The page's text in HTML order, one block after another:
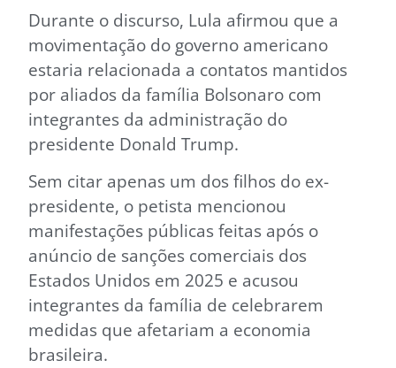
Durante o discurso, Lula afirmou que a
movimentação do governo americano
estaria relacionada a contatos mantidos
por aliados da família Bolsonaro com
integrantes da administração do
presidente Donald Trump.
Sem citar apenas um dos filhos do ex-
presidente, o petista mencionou
manifestações públicas feitas após o
anúncio de sanções comerciais dos
Estados Unidos em 2025 e acusou
integrantes da família de celebrarem
medidas que afetariam a economia
brasileira.